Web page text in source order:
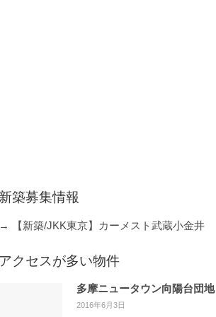
築募集情報
【新築/JKK東京】カーメスト武蔵小金井
クセスが多い物件
多摩ニュータウン向陽台団地
2016年6月3日